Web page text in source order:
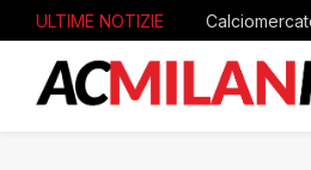
ULTIME NOTIZIE